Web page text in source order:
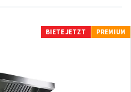
BIETE JETZT PREMIUM